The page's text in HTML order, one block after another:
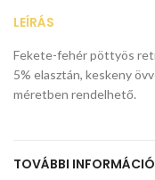
LEÍRÁS
Fekete-fehér pöttyös
5% elasztán, keskeny
méretben rendelhető.
TOVÁBBI